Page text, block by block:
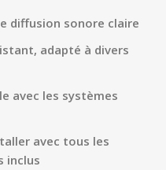
diffusion sonore claire
adapté à divers
avec les systèmes
avec tous les
inclus